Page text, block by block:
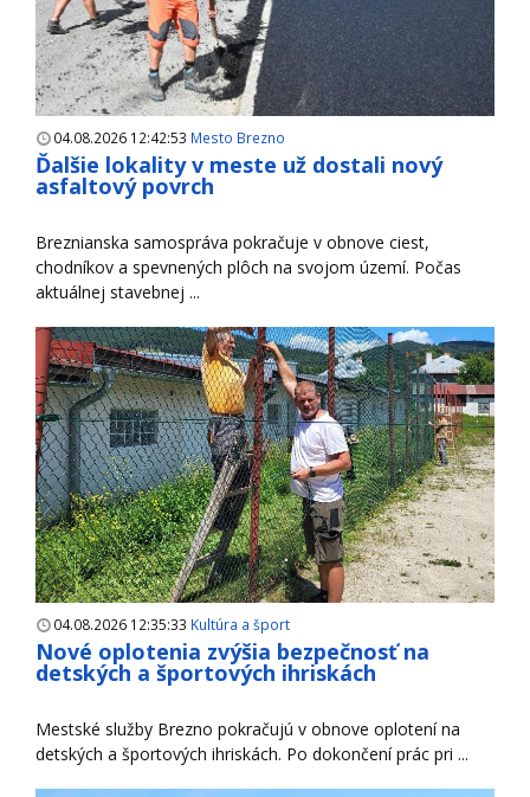
04.08.2026 12:42:53 Mesto Brezno
Ďalšie lokality v meste už dostali nový
asfaltový povrch
Breznianska samospráva pokračuje v obnove ciest,
chodníkov a spevnených plôch na svojom území. Počas
aktuálnej stavebnej ...
04.08.2026 12:35:33 Kultúra a šport
Nové oplotenia zvýšia bezpečnosť na
detských a športových ihriskách
Mestské služby Brezno pokračujú v obnove oplotení na
detských a športových ihriskách. Po dokončení prác pri ...